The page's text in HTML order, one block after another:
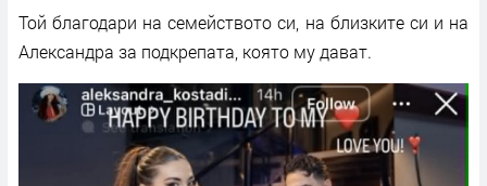
Той благодари на семейството си, на близките си и на
Александра за подкрепата, която му дават.